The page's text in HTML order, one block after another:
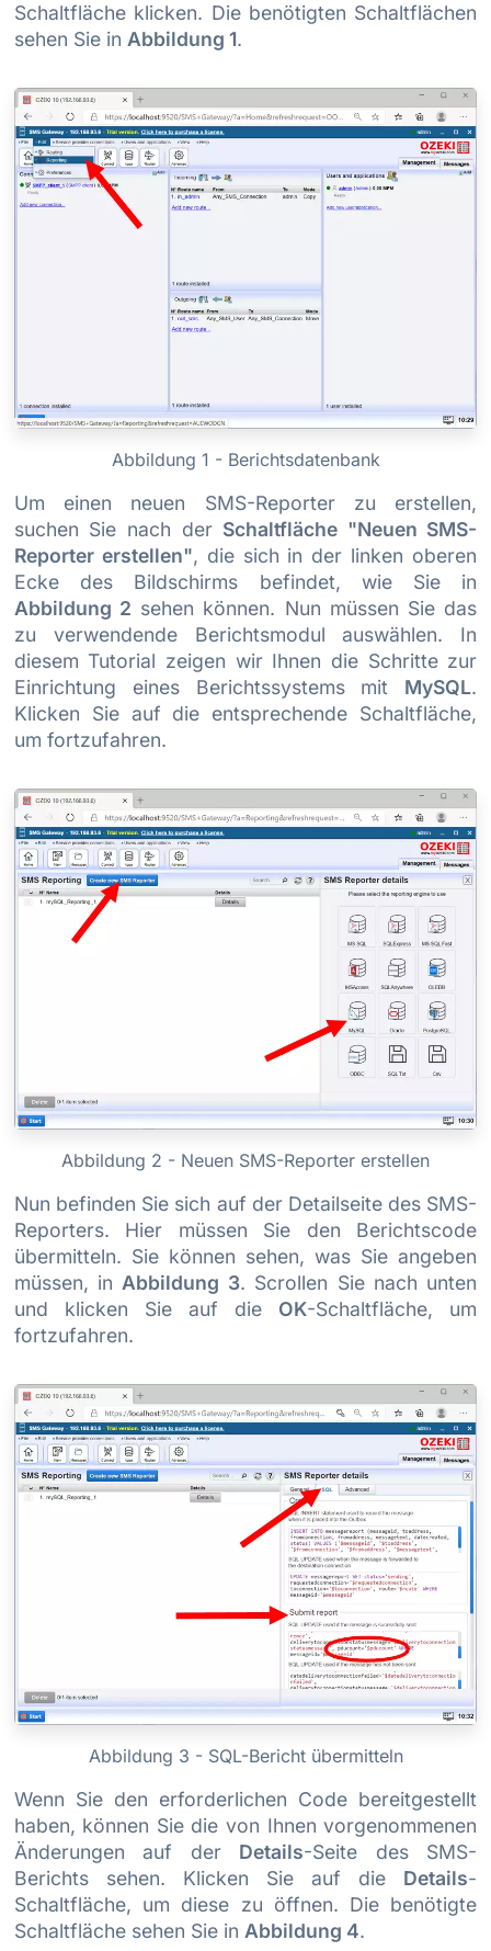
Schaltfläche klicken. Die benötigten Schaltflächen
sehen Sie in Abbildung 1.
Abbildung 1 - Berichtsdatenbank
Um einen neuen SMS-Reporter zu erstellen,
suchen Sie nach der Schaltfläche "Neuen SMS-
Reporter erstellen", die sich in der linken oberen
Ecke des Bildschirms befindet, wie Sie in
Abbildung 2 sehen können. Nun müssen Sie das
zu verwendende Berichtsmodul auswählen. In
diesem Tutorial zeigen wir Ihnen die Schritte zur
Einrichtung eines Berichtssystems mit MySQL.
Klicken Sie auf die entsprechende Schaltfläche,
um fortzufahren.
Abbildung 2 - Neuen SMS-Reporter erstellen
Nun befinden Sie sich auf der Detailseite des SMS-
Reporters. Hier müssen Sie den Berichtscode
übermitteln. Sie können sehen, was Sie angeben
müssen, in Abbildung 3. Scrollen Sie nach unten
und klicken Sie auf die OK-Schaltfläche, um
fortzufahren.
Abbildung 3 - SQL-Bericht übermitteln
Wenn Sie den erforderlichen Code bereitgestellt
haben, können Sie die von Ihnen vorgenommenen
Änderungen auf der Details-Seite des SMS-
Berichts sehen. Klicken Sie auf die Details-
Schaltfläche, um diese zu öffnen. Die benötigte
Schaltfläche sehen Sie in Abbildung 4.